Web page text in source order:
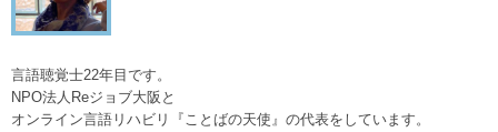
言語聴覚士22年目です。
NPO法人Reジョブ大阪と
オンライン言語リハビリ『ことばの天使』の代表をしています。